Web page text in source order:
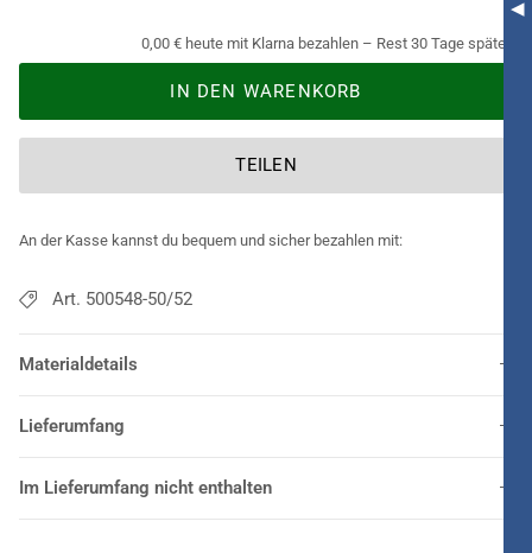
0,00 € heute mit Klarna bezahlen – Rest 30 Tage später.
IN DEN WARENKORB
TEILEN
An der Kasse kannst du bequem und sicher bezahlen mit:
Art. 500548-50/52
Materialdetails
Lieferumfang
Im Lieferumfang nicht enthalten